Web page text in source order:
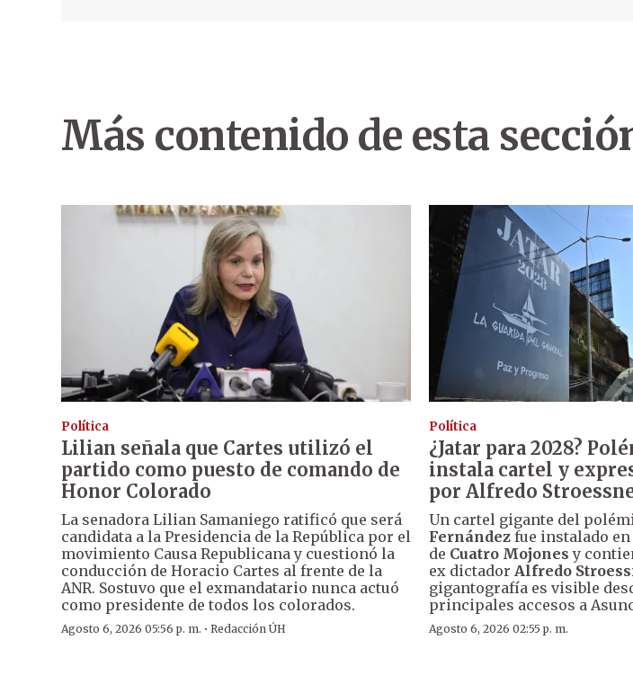
Más contenido de esta
Política
Lilian señala que Cartes utilizó el
partido como puesto de comando de
Honor Colorado
La senadora Lilian Samaniego ratificó que será
candidata a la Presidencia de la República por el
movimiento Causa Republicana y cuestionó la
conducción de Horacio Cartes al frente de la
ANR. Sostuvo que el exmandatario nunca actuó
como presidente de todos los colorados.
Agosto 6, 2026 05:56 p. m. · Redacción ÚH
Política
¿Jatar para 2028?
instala cartel y
por Alfredo
Un cartel gigante del
Fernández fue instalado
de Cuatro Mojones y
ex dictadorAlfredo
gigantografía es visible
principales accesos a
Agosto 6, 2026 02:55 p. m.